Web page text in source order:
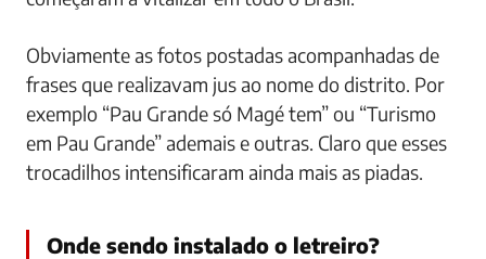
Obviamente as fotos postadas acompanhadas de
frases que realizavam jus ao nome do distrito. Por
exemplo “Pau Grande só Magé tem” ou “Turismo
em Pau Grande” ademais e outras. Claro que esses
trocadilhos intensificaram ainda mais as piadas.
Onde sendo instalado o letreiro?